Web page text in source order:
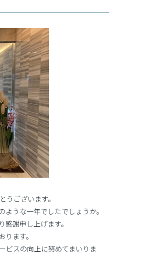
ございます。
うな一年でしたでしょうか。
謝申し上げます。
ます。
ビスの向上に努めてまいりま